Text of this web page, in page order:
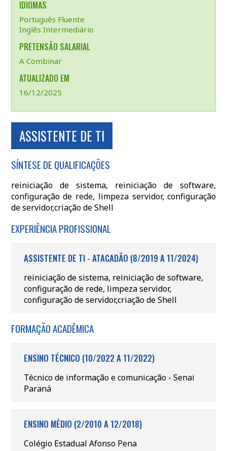
IDIOMAS
Português Fluente
Inglês Intermediário
PRETENSÃO SALARIAL
A Combinar
ATUALIZADO EM
16/12/2025
ASSISTENTE DE TI
SÍNTESE DE QUALIFICAÇÕES
reiniciação de sistema, reiniciação de software,
configuração de rede, limpeza servidor, configuração
de servidor,criação de Shell
EXPERIÊNCIA PROFISSIONAL
ASSISTENTE DE TI - ATACADÃO (8/2019 A 11/2024)
reiniciação de sistema, reiniciação de software,
configuração de rede, limpeza servidor,
configuração de servidor,criação de Shell
FORMAÇÃO ACADÊMICA
ENSINO TÉCNICO (10/2022 A 11/2022)
Técnico de informação e comunicação - Senai
Paraná
ENSINO MÉDIO (2/2010 A 12/2018)
Colégio Estadual Afonso Pena